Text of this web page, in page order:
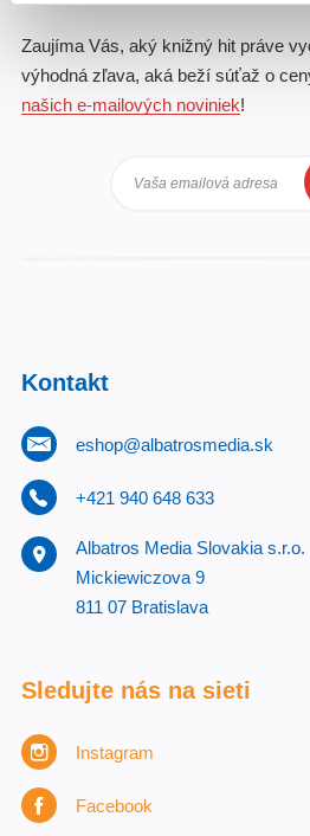
Zaujíma Vás, aký knižný hit práve
výhodná zľava, aká beží súťaž o
našich e-mailových noviniek!
Vaša emailová adresa
Kontakt
eshop@albatrosmedia.sk
+421 940 648 633
Albatros Media Slovakia s.r.o.
Mickiewiczova 9
811 07 Bratislava
Sledujte nás na sieti
Instagram
Facebook